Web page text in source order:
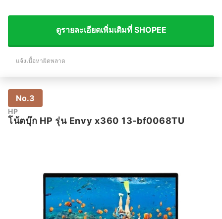
ดูรายละเอียดเพิ่มเติมที่ SHOPEE
แจ้งเนื้อหาผิดพลาด
No.3
HP
โน้ตบุ๊ก HP รุ่น Envy x360 13-bf0068TU